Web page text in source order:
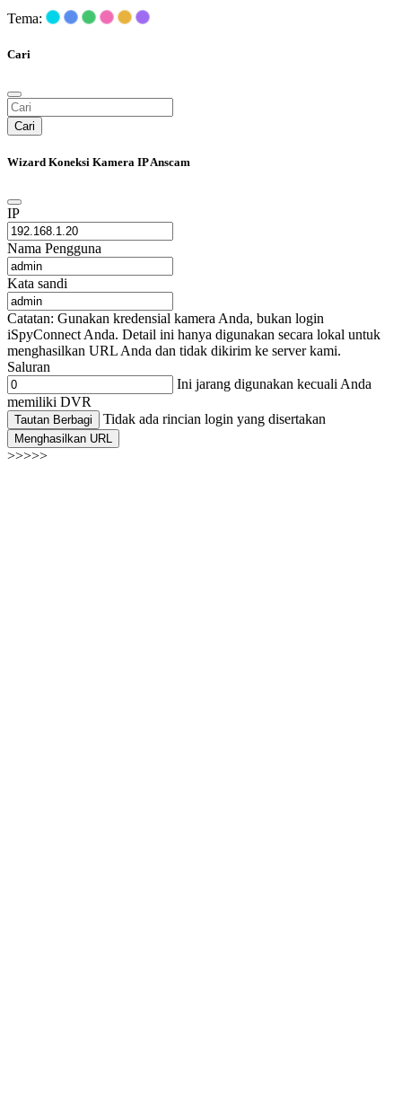
Tema:
Cari
Cari
Wizard Koneksi Kamera IP Anscam
IP
Nama Pengguna
Kata sandi
Catatan: Gunakan kredensial kamera Anda, bukan login
iSpyConnect Anda. Detail ini hanya digunakan secara lokal untuk
menghasilkan URL Anda dan tidak dikirim ke server kami.
Saluran
Ini jarang digunakan kecuali Anda
memiliki DVR
Tautan Berbagi Tidak ada rincian login yang disertakan
Menghasilkan URL
>>>>>